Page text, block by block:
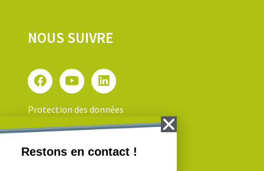
NOUS SUIVRE
Protection des données